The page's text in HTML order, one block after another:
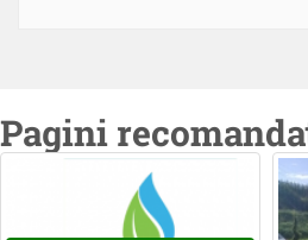
Pagini